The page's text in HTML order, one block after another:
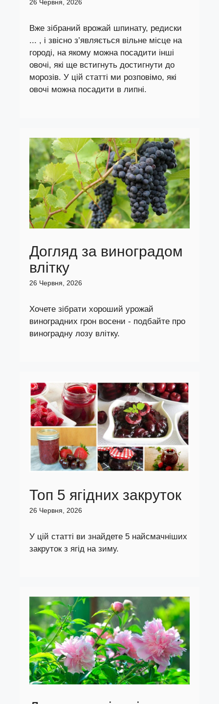
26 Червня, 2026
Вже зібраний врожай шпинату, редиски
... , і звісно з’являється вільне місце на
городі, на якому можна посадити інші
овочі, які ще встигнуть достигнути до
морозів. У цій статті ми розповімо, які
овочі можна посадити в липні.
Догляд за виноградом
влітку
26 Червня, 2026
Хочете зібрати хороший урожай
виноградних грон восени - подбайте про
виноградну лозу влітку.
Топ 5 ягідних закруток
26 Червня, 2026
У цій статті ви знайдете 5 найсмачніших
закруток з ягід на зиму.